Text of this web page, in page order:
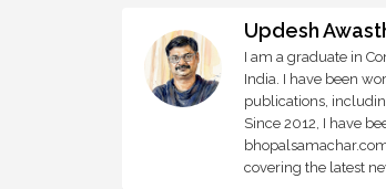
Updesh
I am a graduate in
India. I have been
publications,
Since 2012, I have
covering the latest